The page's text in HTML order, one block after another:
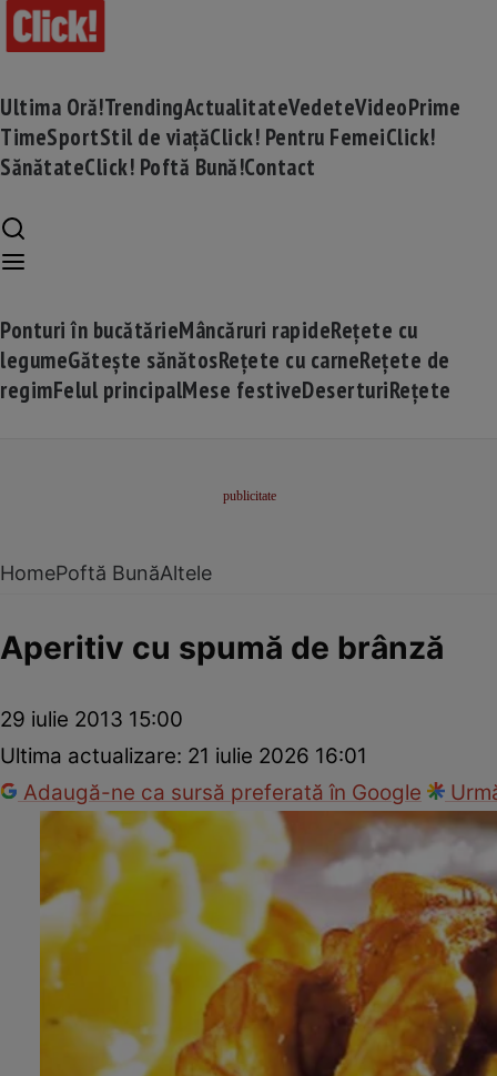
Ultima Oră!TrendingActualitateVedeteVideoPrime
TimeSportStil de viațăClick! Pentru FemeiClick!
SănătateClick! Poftă Bună!Contact
Ponturi în bucătărieMâncăruri rapideRețete cu
legumeGătește sănătosRețete cu carneRețete de
regimFelul principalMese festiveDeserturiRețete
HomePoftă BunăAltele
Aperitiv cu spumă de brânză
29 iulie 2013 15:00
Ultima actualizare: 21 iulie 2026 16:01
Adaugă-ne ca sursă preferată în Google